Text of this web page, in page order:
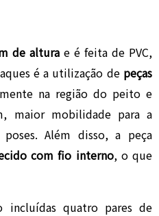
de altura e é feita de PVC,
é a utilização de peças
na região do peito e
maior mobilidade para a
Além disso, a peça
com fio interno, o que
incluídas quatro pares de